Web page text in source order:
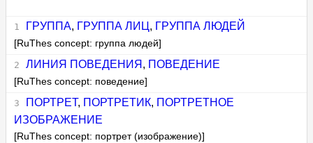
ГРУППА, ГРУППА ЛИЦ , ГРУППА ЛЮДЕЙ
[RuThes concept: группа людей]
ЛИНИЯ ПОВЕДЕНИЯ , ПОВЕДЕНИЕ
[RuThes concept: поведение]
ПОРТРЕТ, ПОРТРЕТИК, ПОРТРЕТНОЕ
ИЗОБРАЖЕНИЕ
[RuThes concept: портрет (изображение)]